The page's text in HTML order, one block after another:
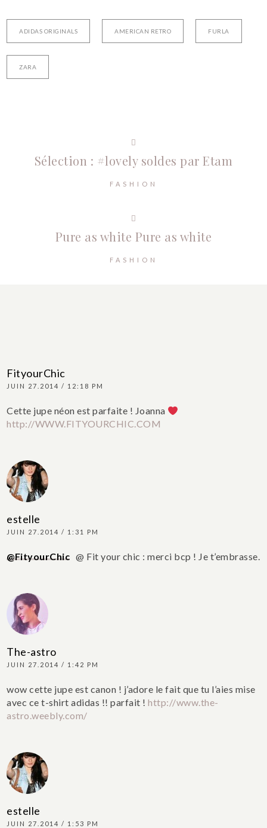
ADIDAS ORIGINALS AMERICAN RETRO FURLA
ZARA
Sélection : #lovely soldes par Etam
FASHION
Pure as white Pure as white
FASHION
FityourChic
JUIN 27.2014 / 12:18 PM
Cette jupe néon est parfaite ! Joanna
http://WWW.FITYOURCHIC.COM
estelle
JUIN 27.2014 / 1:31 PM
@FityourChic @ Fit your chic : merci bcp ! Je t’embrasse.
The-astro
JUIN 27.2014 / 1:42 PM
wow cette jupe est canon ! j’adore le fait que tu l’aies mise
avec ce t-shirt adidas !! parfait ! http://www.the-
astro.weebly.com/
estelle
JUIN 27.2014 / 1:53 PM